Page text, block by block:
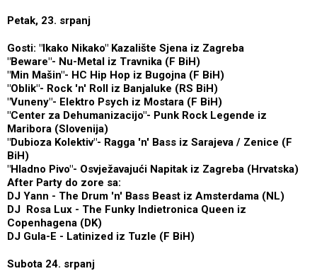
Petak, 23. srpanj
Gosti: "Ikako Nikako" Kazalište Sjena iz Zagreba
"Beware"- Nu-Metal iz Travnika (F BiH)
"Min Mašin"- HC Hip Hop iz Bugojna (F BiH)
"Oblik"- Rock 'n' Roll iz Banjaluke (RS BiH)
"Vuneny"- Elektro Psych iz Mostara (F BiH)
"Center za Dehumanizacijo"- Punk Rock Legende iz
Maribora (Slovenija)
"Dubioza Kolektiv"- Ragga 'n' Bass iz Sarajeva / Zenice (F
BiH)
"Hladno Pivo"- Osvježavajući Napitak iz Zagreba (Hrvatska)
After Party do zore sa:
DJ Yann - The Drum 'n' Bass Beast iz Amsterdama (NL)
DJ Rosa Lux - The Funky Indietronica Queen iz
Copenhagena (DK)
DJ Gula-E - Latinized iz Tuzle (F BiH)
Subota 24. srpanj